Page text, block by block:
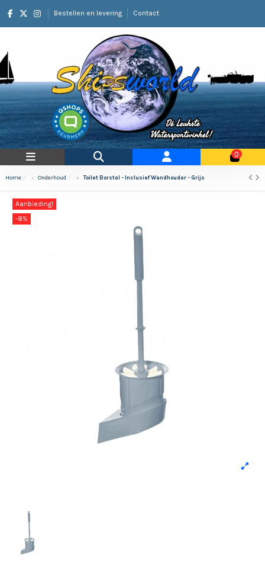
Bestellen en levering Contact
0
Home Onderhoud Toilet Borstel - Inclusief Wandhouder - Grijs
Aanbieding!
-8%